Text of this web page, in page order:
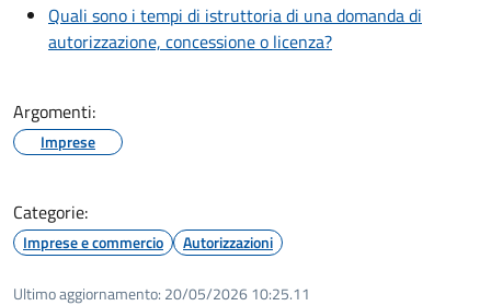
Quali sono i tempi di istruttoria di una domanda di
autorizzazione, concessione o licenza?
Argomenti:
Imprese
Categorie:
Imprese e commercio Autorizzazioni
Ultimo aggiornamento: 20/05/2026 10:25.11